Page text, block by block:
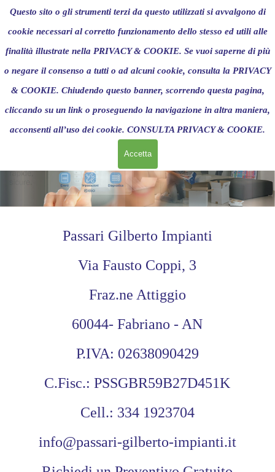
Questo sito o gli strumenti terzi da questo utilizzati si avvalgono di
cookie necessari al corretto funzionamento dello stesso ed utili alle
finalità illustrate nella PRIVACY & COOKIE. Se vuoi saperne di più
o negare il consenso a tutti o ad alcuni cookie, consulta la PRIVACY
& COOKIE. Chiudendo questo banner, scorrendo questa pagina,
cliccando su un link o proseguendo la navigazione in altra maniera,
acconsenti all’uso dei cookie. CONSULTA PRIVACY & COOKIE.
Accetta
Salta menù
Automazioni
Richiedi un preventivo per:
Passari Gilberto Impianti
Via Fausto Coppi, 3
Fraz.ne Attiggio
60044- Fabriano - AN
P.IVA: 02638090429
C.Fisc.: PSSGBR59B27D451K
Cell.: 334 1923704
info@passari-gilberto-impianti.it